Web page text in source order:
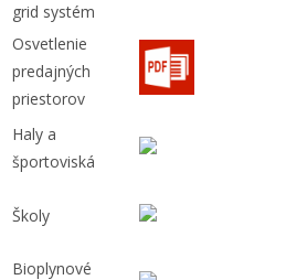
grid systém
Osvetlenie
predajných
priestorov
Haly a
športoviská
Školy
Bioplynové